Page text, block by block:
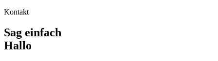
Kontakt
Sag einfach
Hallo